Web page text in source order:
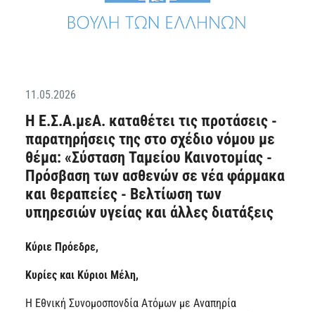
11.05.2026
Η Ε.Σ.Α.μεΑ. καταθέτει τις προτάσεις -
παρατηρήσεις της στο σχέδιο νόμου με
θέμα: «Σύσταση Ταμείου Καινοτομίας -
Πρόσβαση των ασθενών σε νέα φάρμακα
και θεραπείες - Βελτίωση των
υπηρεσιών υγείας και άλλες διατάξεις
Κύριε Πρόεδρε,
Κυρίες και Κύριοι Μέλη,
Η Εθνική Συνομοσπονδία Ατόμων με Αναπηρία